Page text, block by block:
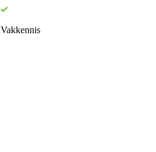
Vakkennis